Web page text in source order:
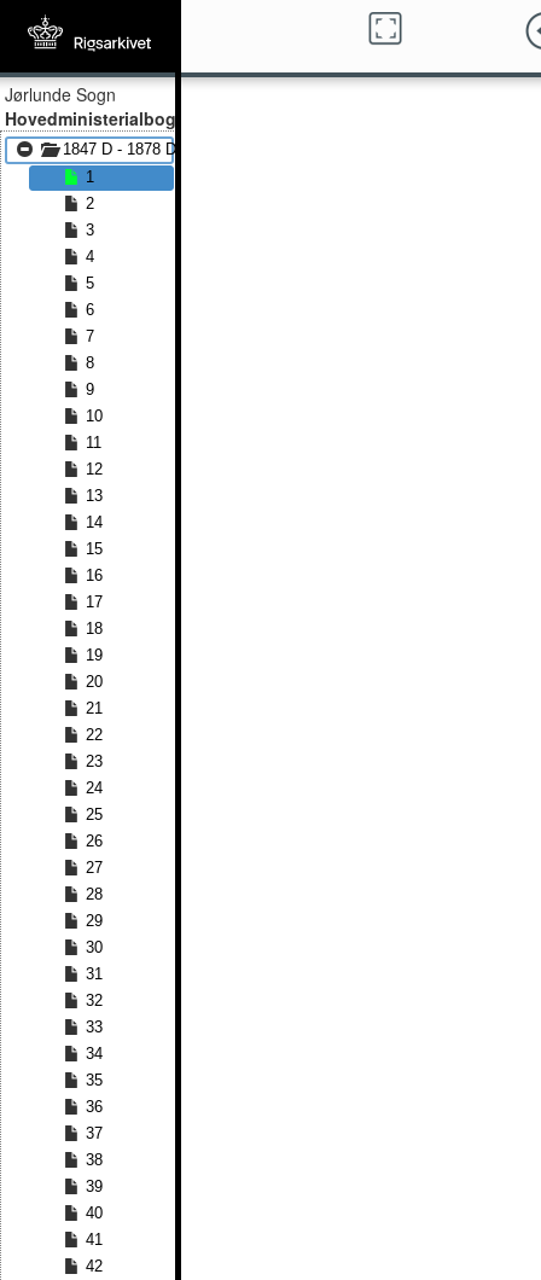
Jørlunde Sogn
Hovedministerialbog
1847 D - 1878 D
1
2
3
4
5
6
7
8
9
10
11
12
13
14
15
16
17
18
19
20
21
22
23
24
25
26
27
28
29
30
31
32
33
34
35
36
37
38
39
40
41
42